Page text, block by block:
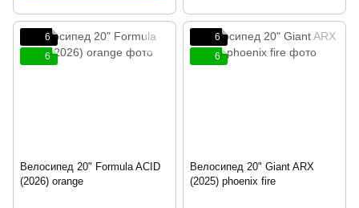
6
6
Велосипед 20" Formula ACID
(2026) orange
6
6
Велосипед 20" Giant ARX
(2025) phoenix fire